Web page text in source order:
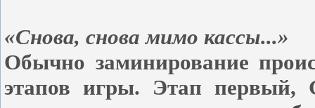
«Снова, снова мимо кассы...»
Обычно заминирование
этапов игры. Этап первый,